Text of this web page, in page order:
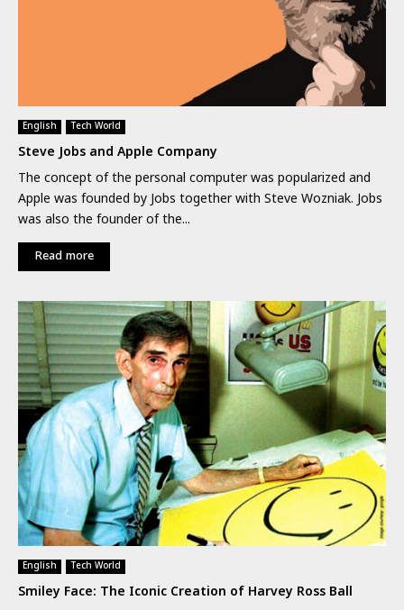
English Tech World
Steve Jobs and Apple Company
The concept of the personal computer was popularized and
Apple was founded by Jobs together with Steve Wozniak. Jobs
was also the founder of the...
Read more
English Tech World
Smiley Face: The Iconic Creation of Harvey Ross Ball